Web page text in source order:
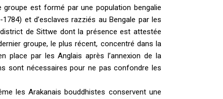
est formé par une population bengalie
et d’esclaves razziés au Bengale par les
de Sittwe dont la présence est attestée
groupe, le plus récent, concentré dans la
place par les Anglais après l’annexion de la
sont nécessaires pour ne pas confondre les
les Arakanais bouddhistes conservent une